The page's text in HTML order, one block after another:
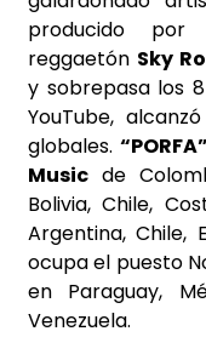
producido
reggaetón Sky
y sobrepasa los 8
YouTube,
globales.
Music de
Bolivia, Chile,
Argentina, Chile,
ocupa el puesto
en Paraguay,
Venezuela.